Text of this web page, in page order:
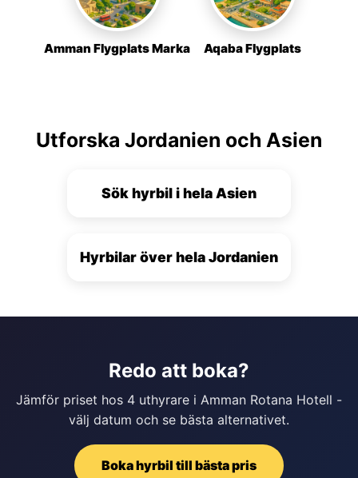
Amman Flygplats Marka Aqaba Flygplats
Utforska Jordanien och Asien
Sök hyrbil i hela Asien
Hyrbilar över hela Jordanien
Redo att boka?
Jämför priset hos 4 uthyrare i Amman Rotana Hotell -
välj datum och se bästa alternativet.
Boka hyrbil till bästa pris